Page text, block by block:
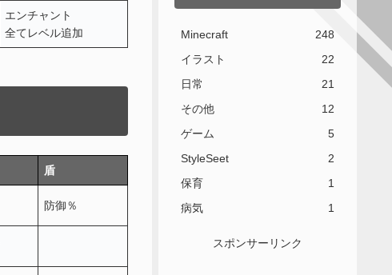
エンチャント
全てレベル追加
盾
防御％
Minecraft
248
イラスト
22
日常
21
その他
12
ゲーム
5
StyleSeet
2
保育
1
病気
1
スポンサーリンク